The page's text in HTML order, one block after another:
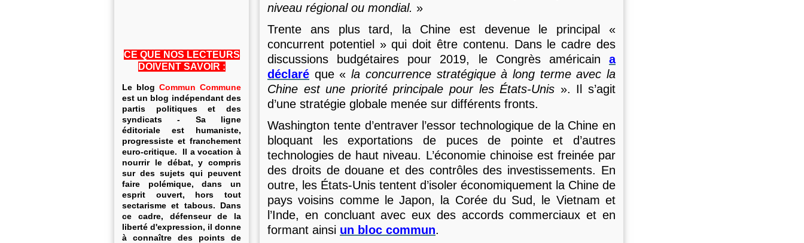
CE QUE NOS LECTEURS
DOIVENT SAVOIR :
Le blog Commun Commune
est un blog indépendant des
partis politiques et des
syndicats - Sa ligne
éditoriale est humaniste,
progressiste et franchement
euro-critique. Il a vocation à
nourrir le débat, y compris
sur des sujets qui peuvent
faire polémique, dans un
esprit ouvert, hors tout
sectarisme et tabous. Dans
ce cadre, défenseur de la
liberté d'expression, il donne
à connaître des points de
niveau régional ou mondial. »
Trente ans plus tard, la Chine est devenue le principal «
concurrent potentiel » qui doit être contenu. Dans le cadre des
discussions budgétaires pour 2019, le Congrès américain a
déclaré que « la concurrence stratégique à long terme avec la
Chine est une priorité principale pour les États-Unis ». Il s’agit
d’une stratégie globale menée sur différents fronts.
Washington tente d’entraver l’essor technologique de la Chine en
bloquant les exportations de puces de pointe et d’autres
technologies de haut niveau. L’économie chinoise est freinée par
des droits de douane et des contrôles des investissements. En
outre, les États-Unis tentent d’isoler économiquement la Chine de
pays voisins comme le Japon, la Corée du Sud, le Vietnam et
l’Inde, en concluant avec eux des accords commerciaux et en
formant ainsi un bloc commun.